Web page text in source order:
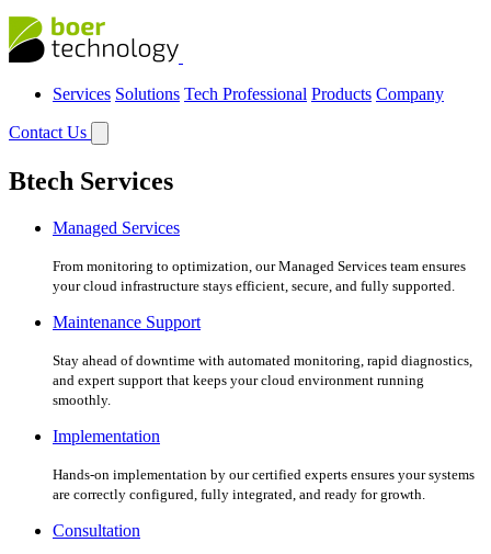
Services Solutions Tech Professional Products Company
Contact Us
Btech Services
Managed Services
From monitoring to optimization, our Managed Services team ensures
your cloud infrastructure stays efficient, secure, and fully supported.
Maintenance Support
Stay ahead of downtime with automated monitoring, rapid diagnostics,
and expert support that keeps your cloud environment running
smoothly.
Implementation
Hands-on implementation by our certified experts ensures your systems
are correctly configured, fully integrated, and ready for growth.
Consultation